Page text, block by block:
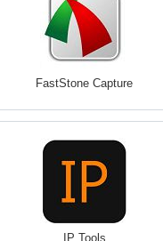
FastStone Capture
IP Tools